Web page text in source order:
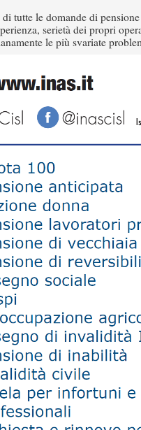
tutte le domande di
serietà dei propri
le più svariate